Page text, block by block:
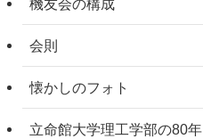
会則
懐かしのフォト
立命館大学理工学部の80年